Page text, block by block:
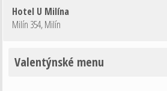
Hotel U Milína
Milín 354,Milín
Valentýnské menu